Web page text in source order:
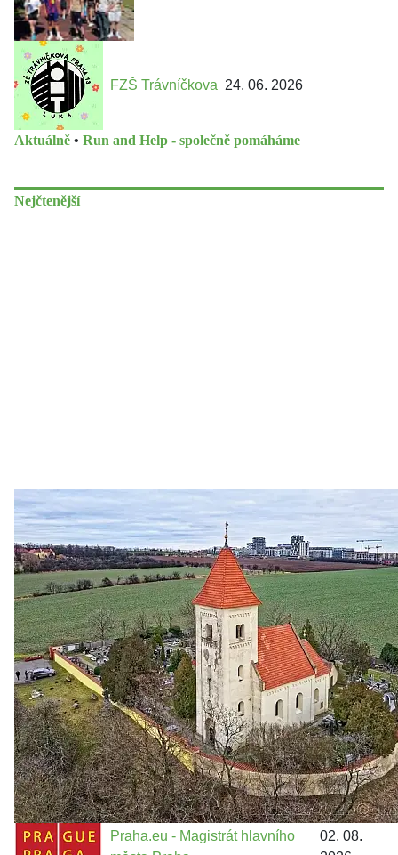
FZŠ Trávníčkova 24. 06. 2026
Aktuálně • Run and Help - společně pomáháme
Nejčtenější
Zastanem se 03. 08. 2026
Politika • Volební seriál #02: Nová výstavba v jihozápadním
městě
Jakými nástroji navrhujete vstupovat z pozice ÚMČ Praha
13 do procesů developerské výstavby např. v lokalitě
Třebonice a Chaby, kterou umožňuje nově schválený
Metropolitn...
Praha.eu - Magistrát hlavního
02. 08.